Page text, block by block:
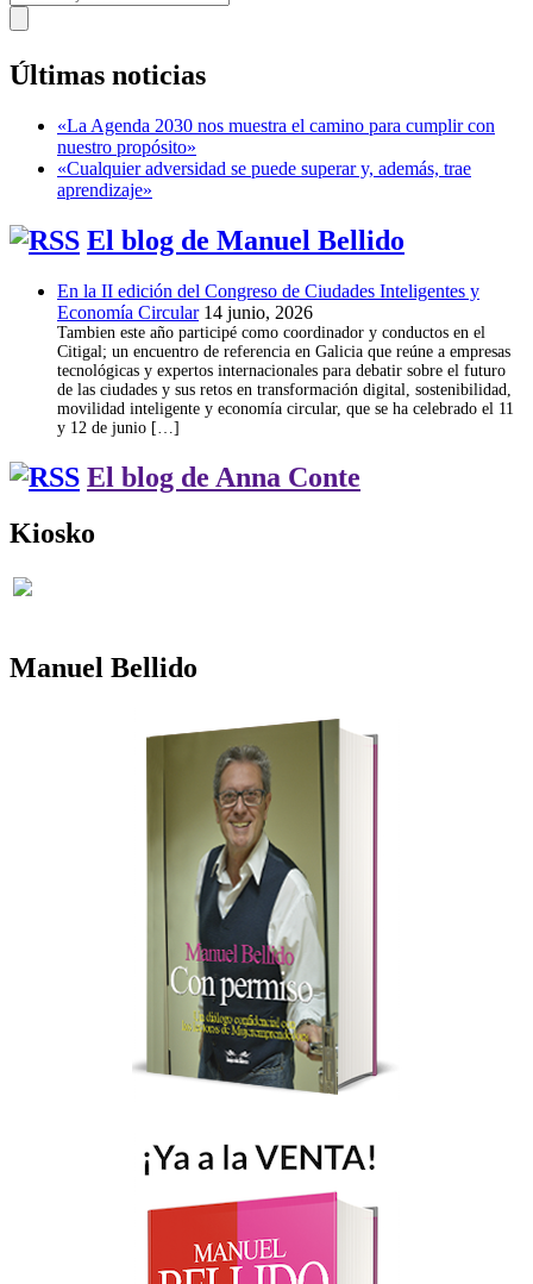
Últimas noticias
«La Agenda 2030 nos muestra el camino para cumplir con
nuestro propósito»
«Cualquier adversidad se puede superar y, además, trae
aprendizaje»
El blog de Manuel Bellido
En la II edición del Congreso de Ciudades Inteligentes y
Economía Circular 14 junio, 2026
Tambien este año participé como coordinador y conductos en el
Citigal; un encuentro de referencia en Galicia que reúne a empresas
tecnológicas y expertos internacionales para debatir sobre el futuro
de las ciudades y sus retos en transformación digital, sostenibilidad,
movilidad inteligente y economía circular, que se ha celebrado el 11
y 12 de junio […]
El blog de Anna Conte
Kiosko
Manuel Bellido